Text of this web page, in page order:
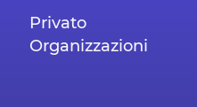
Privato
Organizzazioni